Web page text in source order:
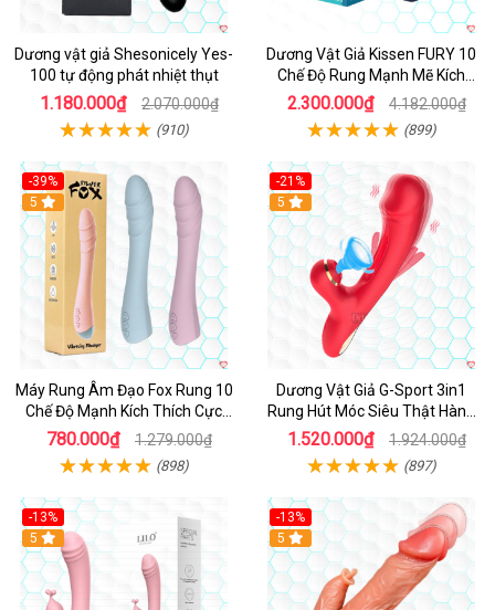
Dương vật giả Shesonicely Yes-
100 tự động phát nhiệt thụt
1.180.000₫ 2.070.000₫
(910)
Dương Vật Giả Kissen FURY 10
Chế Độ Rung Mạnh Mẽ Kích
Thích
2.300.000₫ 4.182.000₫
(899)
-39%
Hot
5
Máy Rung Âm Đạo Fox Rung 10
Chế Độ Mạnh Kích Thích Cực
Sướng
780.000₫ 1.279.000₫
(898)
-21%
Hot
5
Dương Vật Giả G-Sport 3in1
Rung Hút Móc Siêu Thật Hàng
Hot
1.520.000₫ 1.924.000₫
(897)
-13%
Hot
5
-13%
Hot
5